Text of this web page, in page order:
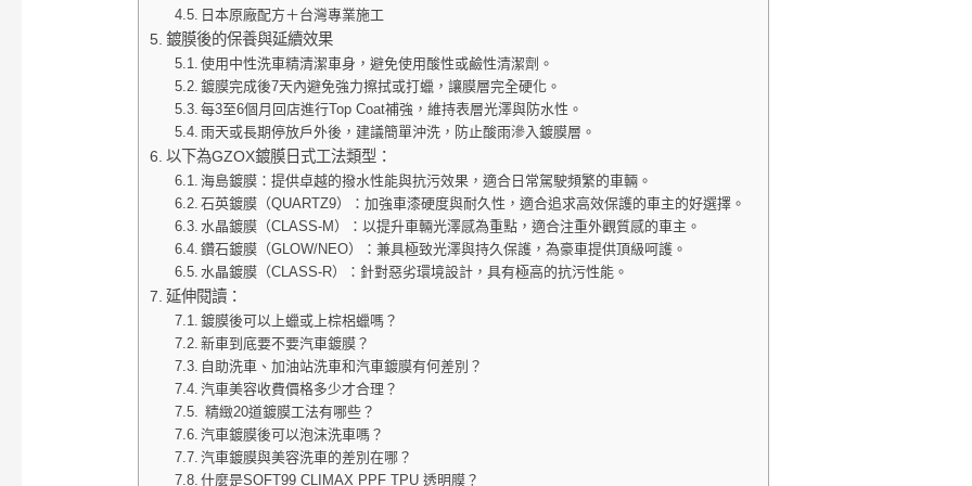
日本原廠配方＋台灣專業施工
鍍膜後的保養與延續效果
使用中性洗車精清潔車身，避免使用酸性或鹼性清潔劑。
鍍膜完成後7天內避免強力擦拭或打蠟，讓膜層完全硬化。
每3至6個月回店進行Top Coat補強，維持表層光澤與防水性。
雨天或長期停放戶外後，建議簡單沖洗，防止酸雨滲入鍍膜層。
以下為GZOX鍍膜日式工法類型：
海島鍍膜：提供卓越的撥水性能與抗污效果，適合日常駕駛頻繁的車輛。
石英鍍膜（QUARTZ9）：加強車漆硬度與耐久性，適合追求高效保護的車主的好選擇。
水晶鍍膜（CLASS-M）：以提升車輛光澤感為重點，適合注重外觀質感的車主。
鑽石鍍膜（GLOW/NEO）：兼具極致光澤與持久保護，為豪車提供頂級呵護。
水晶鍍膜（CLASS-R）：針對惡劣環境設計，具有極高的抗污性能。
延伸閱讀：
鍍膜後可以上蠟或上棕梠蠟嗎？
新車到底要不要汽車鍍膜？
自助洗車、加油站洗車和汽車鍍膜有何差別？
汽車美容收費價格多少才合理？
精緻20道鍍膜工法有哪些？
汽車鍍膜後可以泡沫洗車嗎？
汽車鍍膜與美容洗車的差別在哪？
什麼是SOFT99 CLIMAX PPF TPU 透明膜？